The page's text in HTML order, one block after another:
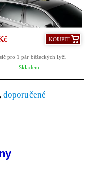
KOUPIT
pro 1 pár běžeckých lyží
Skladem
, doporučené